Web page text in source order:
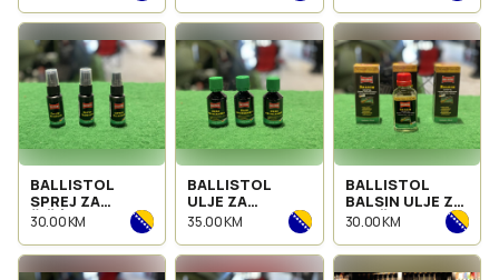
CIJEVI
BALLISTOL
SPREJ ZA
ČIŠĆENJE
SOČIVA
30.00 KM
BALLISTOL
ULJE ZA
BRUNIRANJE
35.00 KM
BALLISTOL
BALSIN ULJE ZA
ODRŽAVANJE
30.00 KM